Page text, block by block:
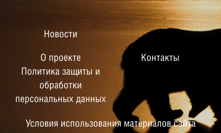
Новости
Условия использования материалов сайта
О проекте
Контакты
Политика защиты и
обработки
персональных данных